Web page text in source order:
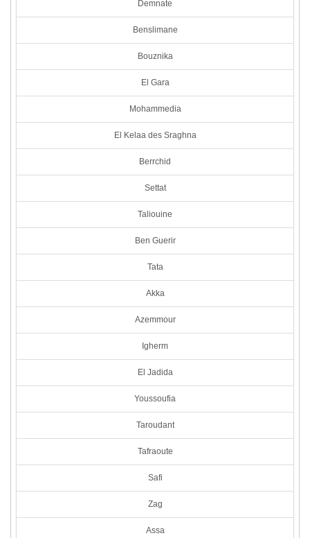
Demnate
Benslimane
Bouznika
El Gara
Mohammedia
El Kelaa des Sraghna
Berrchid
Settat
Taliouine
Ben Guerir
Tata
Akka
Azemmour
Igherm
El Jadida
Youssoufia
Taroudant
Tafraoute
Safi
Zag
Assa